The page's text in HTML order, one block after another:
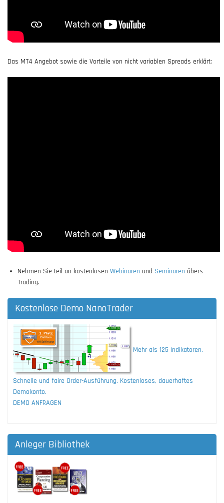
Das MT4 Angebot sowie die Vorteile von nicht variablen Spreads erklärt:
Nehmen Sie teil an kostenlosen Webinaren und Seminaren übers
Trading.
Kostenlose Demo NanoTrader
Mehr als 125 Indikatoren.
Schnelle und faire Order-Ausführung. Kostenloses, dauerhaftes
Demokonto.
DEMO ANFRAGEN
Anleger Bibliothek